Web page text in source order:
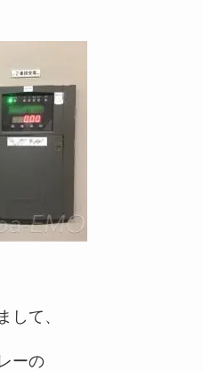
して、
ーの